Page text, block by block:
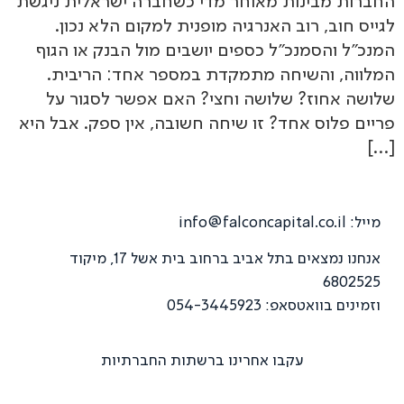
לגייס חוב, רוב האנרגיה מופנית למקום הלא נכון.
המנכ״ל והסמנכ״ל כספים יושבים מול הבנק או הגוף
המלווה, והשיחה מתמקדת במספר אחד: הריבית.
שלושה אחוז? שלושה וחצי? האם אפשר לסגור על
פריים פלוס אחד? זו שיחה חשובה, אין ספק. אבל היא
[…]
מייל: info@falconcapital.co.il
אנחנו נמצאים בתל אביב ברחוב בית אשל 17, מיקוד
6802525
וזמינים בוואטסאפ: 054-3445923
עקבו אחרינו ברשתות החברתיות